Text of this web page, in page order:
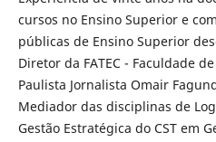
cursos no Ensino Superior e
públicas de Ensino Superior
Diretor da FATEC - Faculdade
Paulista Jornalista Omair
Mediador das disciplinas de
Gestão Estratégica do CST em